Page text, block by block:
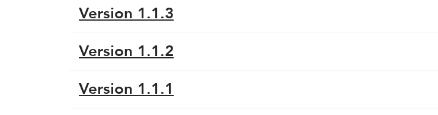
Version 1.1.3
Version 1.1.2
Version 1.1.1